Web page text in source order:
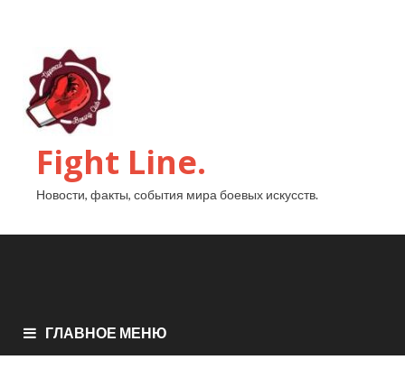
Fight Line.
Новости, факты, события мира боевых искусств.
ГЛАВНОЕ МЕНЮ